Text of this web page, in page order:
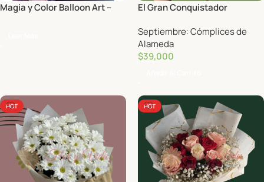
Magia y Color Balloon Art –
El Gran Conquistador
Septiembre: Cómplices de
Alameda
$39,000
HOT HOT